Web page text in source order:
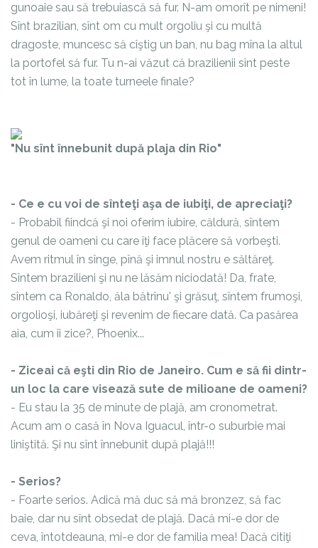
gunoaie sau să trebuiască să fur. N-am omorît pe nimeni!
Sînt brazilian, sînt om cu mult orgoliu şi cu multă
dragoste, muncesc să cîştig un ban, nu bag mîna la altul
la portofel să fur. Tu n-ai văzut că brazilienii sînt peste
tot în lume, la toate turneele finale?
"Nu sînt înnebunit după plaja din Rio"
- Ce e cu voi de sînteţi aşa de iubiţi, de apreciaţi?
- Probabil fiindcă şi noi oferim iubire, căldură, sîntem
genul de oameni cu care îţi face plăcere să vorbeşti.
Avem ritmul în sînge, pînă şi imnul nostru e săltăreţ.
Sîntem brazilieni şi nu ne lăsăm niciodată! Da, frate,
sîntem ca Ronaldo, ăla bătrînu' şi grăsuţ, sîntem frumoşi,
orgolioşi, iubăreţi şi revenim de fiecare dată. Ca pasărea
aia, cum îi zice?, Phoenix...
- Ziceai că eşti din Rio de Janeiro. Cum e să fii dintr-
un loc la care visează sute de milioane de oameni?
- Eu stau la 35 de minute de plajă, am cronometrat.
Acum am o casă în Nova Iguacul, într-o suburbie mai
liniştită. Şi nu sînt înnebunit după plajă!!!
- Serios?
- Foarte serios. Adică mă duc să mă bronzez, să fac
baie, dar nu sînt obsedat de plajă. Dacă mi-e dor de
ceva, întotdeauna, mi-e dor de familia mea! Dacă citiţi